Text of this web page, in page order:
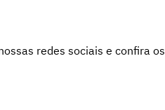
redes sociais e confira os